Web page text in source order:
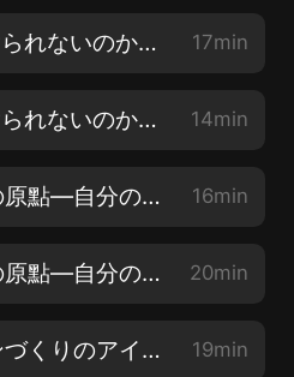
第1章 人はなぜ続けられないのか?―快適感情が人を動かす【1】 17min
第1章 人はなぜ続けられないのか?―快適感情が人を動かす【2】 14min
第2章 続けるための原點―自分の「願望」を明確にする【1】 16min
第2章 続けるための原點―自分の「願望」を明確にする【2】 20min
第3章 続けるプランづくりのアイデア【1】 19min